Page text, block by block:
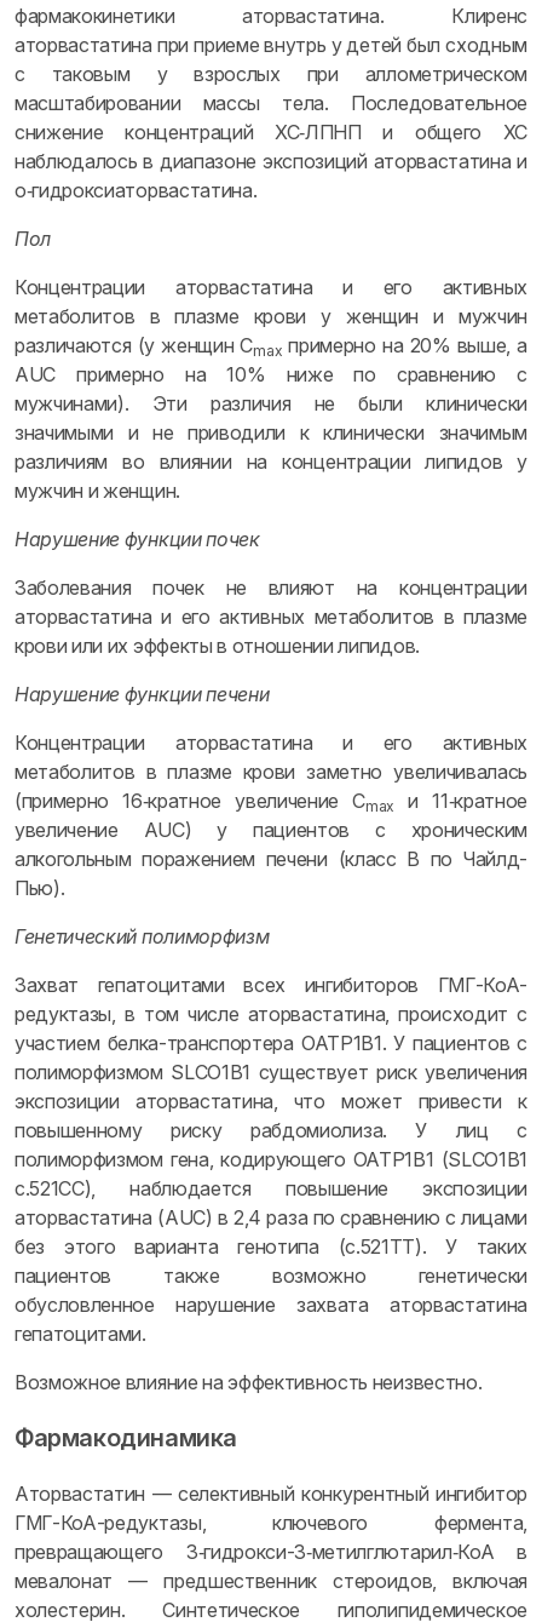
фармакокинетики аторвастатина. Клиренс
аторвастатина при приеме внутрь у детей был сходным
с таковым у взрослых при аллометрическом
масштабировании массы тела. Последовательное
снижение концентраций ХС‑ЛПНП и общего ХС
наблюдалось в диапазоне экспозиций аторвастатина и
о‑гидроксиаторвастатина.
Пол
Концентрации аторвастатина и его активных
метаболитов в плазме крови у женщин и мужчин
различаются (у женщин Cmax примерно на 20% выше, a
AUC примерно на 10% ниже по сравнению с
мужчинами). Эти различия не были клинически
значимыми и не приводили к клинически значимым
различиям во влиянии на концентрации липидов у
мужчин и женщин.
Нарушение функции почек
Заболевания почек не влияют на концентрации
аторвастатина и его активных метаболитов в плазме
крови или их эффекты в отношении липидов.
Нарушение функции печени
Концентрации аторвастатина и его активных
метаболитов в плазме крови заметно увеличивалась
(примерно 16‑кратное увеличение Cmax
и 11‑кратное
увеличение AUC) у пациентов с хроническим
алкогольным поражением печени (класс B по Чайлд-
Пью).
Генетический полиморфизм
Захват гепатоцитами всех ингибиторов ГМГ-КоА-
редуктазы, в том числе аторвастатина, происходит с
участием белка-транспортера OATP1B1. У пациентов с
полиморфизмом SLCO1B1 существует риск увеличения
экспозиции аторвастатина, что может привести к
повышенному риску рабдомиолиза. У лиц с
полиморфизмом гена, кодирующего OATP1B1 (SLCO1B1
c.521CC), наблюдается повышение экспозиции
аторвастатина (AUC) в 2,4 раза по сравнению с лицами
без этого варианта генотипа (с.521TT). У таких
пациентов также возможно генетически
обусловленное нарушение захвата аторвастатина
гепатоцитами.
Возможное влияние на эффективность неизвестно.
Фармакодинамика
Аторвастатин — селективный конкурентный ингибитор
ГМГ-КоА-редуктазы, ключевого фермента,
превращающего 3‑гидрокси-3‑метилглютарил‑КоА в
мевалонат — предшественник стероидов, включая
холестерин. Синтетическое гиполипидемическое